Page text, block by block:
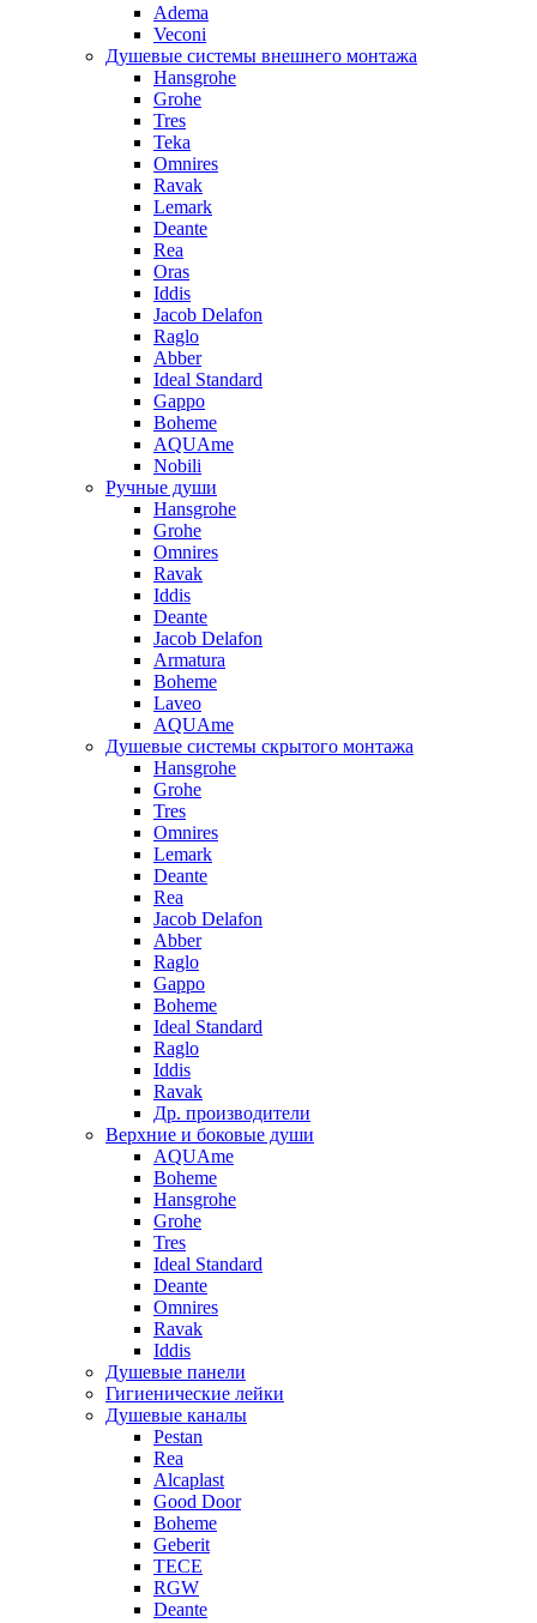
Adema
Veconi
Душевые системы внешнего монтажа
Hansgrohe
Grohe
Tres
Teka
Omnires
Ravak
Lemark
Deante
Rea
Oras
Iddis
Jacob Delafon
Raglo
Abber
Ideal Standard
Gappo
Boheme
AQUAme
Nobili
Ручные души
Hansgrohe
Grohe
Omnires
Ravak
Iddis
Deante
Jacob Delafon
Armatura
Boheme
Laveo
AQUAme
Душевые системы скрытого монтажа
Hansgrohe
Grohe
Tres
Omnires
Lemark
Deante
Rea
Jacob Delafon
Abber
Raglo
Gappo
Boheme
Ideal Standard
Raglo
Iddis
Ravak
Др. производители
Верхние и боковые души
AQUAme
Boheme
Hansgrohe
Grohe
Tres
Ideal Standard
Deante
Omnires
Ravak
Iddis
Душевые панели
Гигиенические лейки
Душевые каналы
Pestan
Rea
Alcaplast
Good Door
Boheme
Geberit
TECE
RGW
Deante